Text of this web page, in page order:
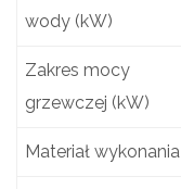
wody (kW)
Zakres mocy
grzewczej (kW)
Materiał wykonania